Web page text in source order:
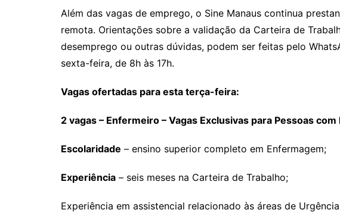
Além das vagas de emprego, o Sine Manaus continua
remota. Orientações sobre a validação da Carteira de
desemprego ou outras dúvidas, podem ser feitas pelo
sexta-feira, de 8h às 17h.
Vagas ofertadas para esta terça-feira:
2 vagas – Enfermeiro – Vagas Exclusivas para Pessoas
Escolaridade – ensino superior completo em Enfermagem;
Experiência – seis meses na Carteira de Trabalho;
Experiência em assistencial relacionado às áreas de